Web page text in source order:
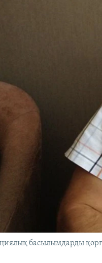
басылымдарды